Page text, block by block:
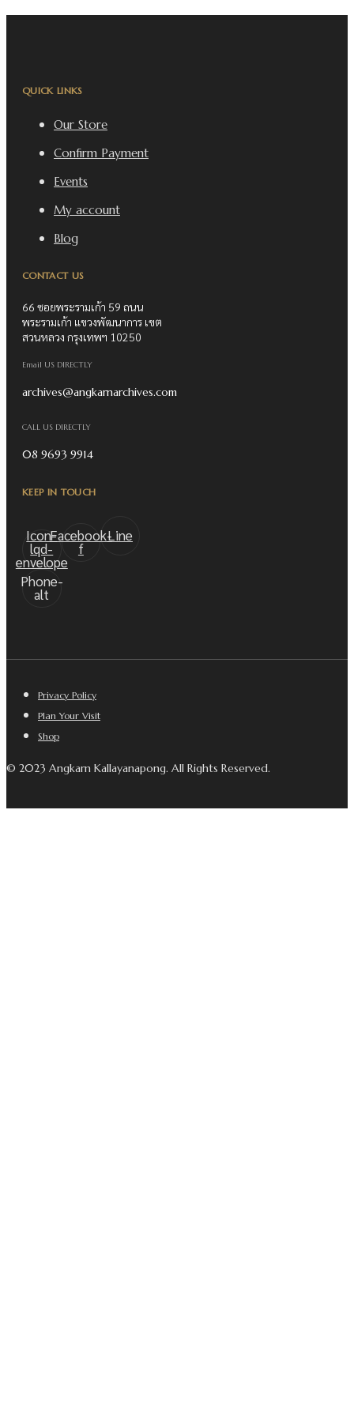
QUICK LINKS
Our Store
Confirm Payment
Events
My account
Blog
CONTACT US
66 ซอยพระรามเก้า 59 ถนน
พระรามเก้า แขวงพัฒนาการ เขต
สวนหลวง กรุงเทพฯ 10250
Email US DIRECTLY
archives@angkarnarchives.com
CALL US DIRECTLY
08 9693 9914
KEEP IN TOUCH
Icon-
lqd-
envelope
Facebook-
f
Line
Phone-
alt
Privacy Policy
Plan Your Visit
Shop
© 2023 Angkarn Kallayanapong. All Rights Reserved.